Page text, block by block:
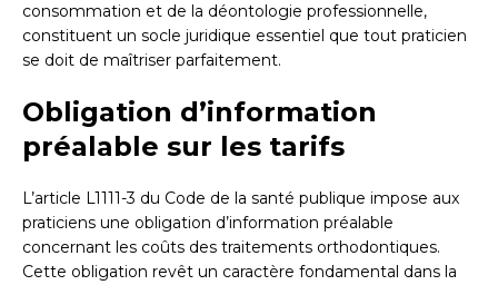
consommation et de la déontologie professionnelle,
constituent un socle juridique essentiel que tout praticien
se doit de maîtriser parfaitement.
Obligation d’information
préalable sur les tarifs
L’article L1111-3 du Code de la santé publique impose aux
praticiens une obligation d’information préalable
concernant les coûts des traitements orthodontiques.
Cette obligation revêt un caractère fondamental dans la